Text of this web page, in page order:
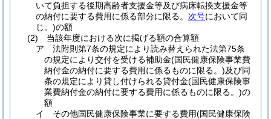
いて負担する後期高齢者支援金等及び病床転換支援金等
の納付に要する費用に係る部分に限る。 次号において同
じ。)の額
(2)
当該年度における次に掲げる額の合算額
ア
法附則第7条の規定により読み替えられた法第75条
の規定により交付を受ける補助金(国民健康保険事業費
納付金の納付に要する費用に係るものに限る。)及び同
条の規定により貸し付けられる貸付金(国民健康保険事
業費納付金の納付に要する費用に係るものに限る。)の
額
イ
その他国民健康保険事業に要する費用(国民健康保険